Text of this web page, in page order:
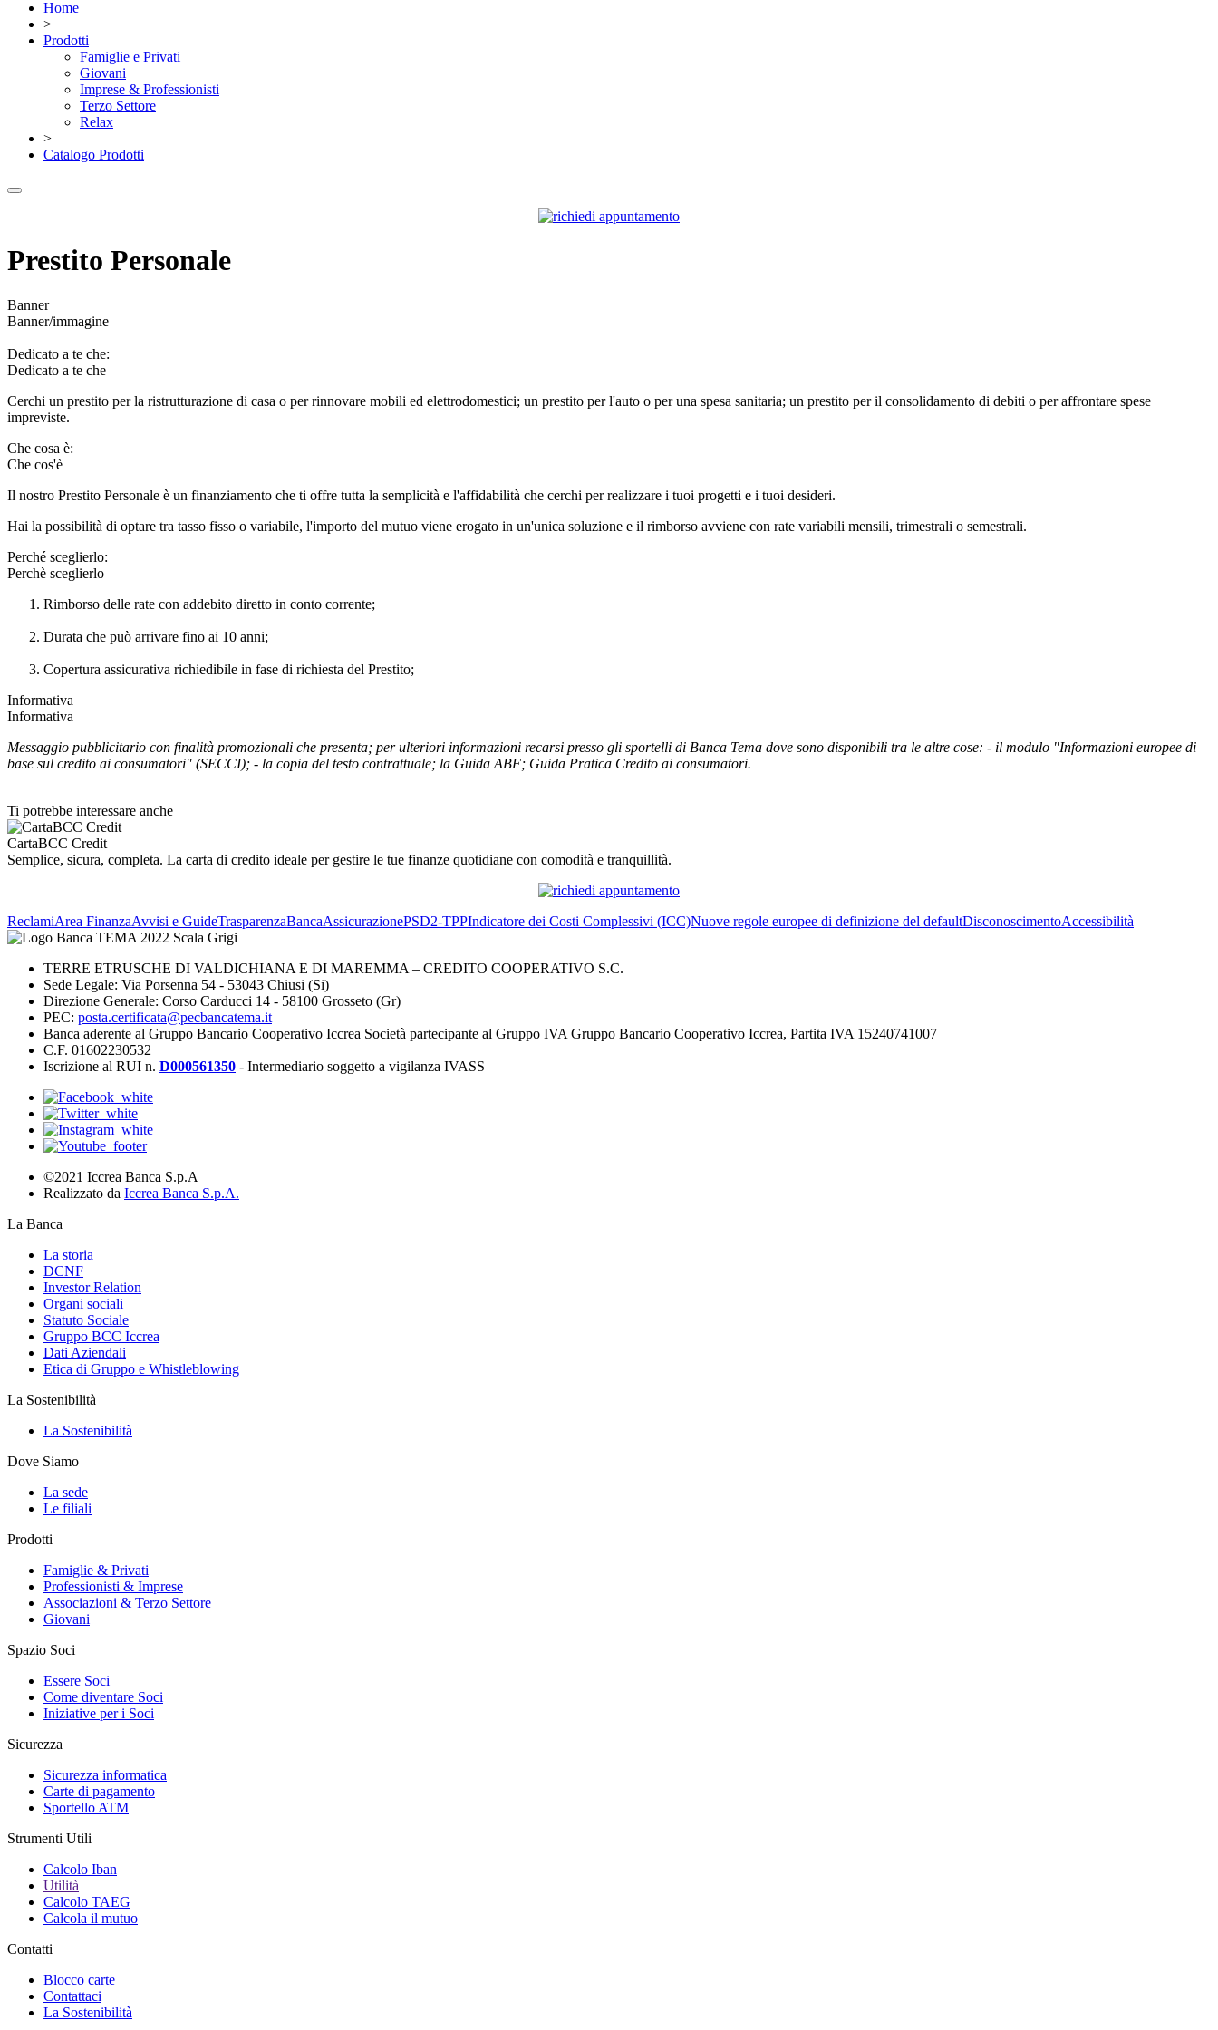
Home
>
Prodotti
Famiglie e Privati
Giovani
Imprese & Professionisti
Terzo Settore
Relax
>
Catalogo Prodotti
Prestito Personale
Banner
Banner/immagine
Dedicato a te che:
Dedicato a te che
Cerchi un prestito per la ristrutturazione di casa o per rinnovare mobili ed elettrodomestici; un prestito per l'auto o per una spesa sanitaria; un prestito per il consolidamento di debiti o per affrontare spese
impreviste.
Che cosa è:
Che cos'è
Il nostro Prestito Personale è un finanziamento che ti offre tutta la semplicità e l'affidabilità che cerchi per realizzare i tuoi progetti e i tuoi desideri.
Hai la possibilità di optare tra tasso fisso o variabile, l'importo del mutuo viene erogato in un'unica soluzione e il rimborso avviene con rate variabili mensili, trimestrali o semestrali.
Perché sceglierlo:
Perchè sceglierlo
Rimborso delle rate con addebito diretto in conto corrente;
Durata che può arrivare fino ai 10 anni;
Copertura assicurativa richiedibile in fase di richiesta del Prestito;
Informativa
Informativa
Messaggio pubblicitario con finalità promozionali che presenta; per ulteriori informazioni recarsi presso gli sportelli di Banca Tema dove sono disponibili tra le altre cose: - il modulo "Informazioni europee di
base sul credito ai consumatori" (SECCI); - la copia del testo contrattuale; la Guida ABF; Guida Pratica Credito ai consumatori.
Ti potrebbe interessare anche
CartaBCC Credit
Semplice, sicura, completa. La carta di credito ideale per gestire le tue finanze quotidiane con comodità e tranquillità.
ReclamiArea FinanzaAvvisi e GuideTrasparenzaBancaAssicurazionePSD2-TPPIndicatore dei Costi Complessivi (ICC)Nuove regole europee di definizione del defaultDisconoscimentoAccessibilità
TERRE ETRUSCHE DI VALDICHIANA E DI MAREMMA – CREDITO COOPERATIVO S.C.
Sede Legale: Via Porsenna 54 - 53043 Chiusi (Si)
Direzione Generale: Corso Carducci 14 - 58100 Grosseto (Gr)
PEC: posta.certificata@pecbancatema.it
Banca aderente al Gruppo Bancario Cooperativo Iccrea Società partecipante al Gruppo IVA Gruppo Bancario Cooperativo Iccrea, Partita IVA 15240741007
C.F. 01602230532
Iscrizione al RUI n. D000561350 - Intermediario soggetto a vigilanza IVASS
©2021 Iccrea Banca S.p.A
Realizzato da Iccrea Banca S.p.A.
La Banca
La storia
DCNF
Investor Relation
Organi sociali
Statuto Sociale
Gruppo BCC Iccrea
Dati Aziendali
Etica di Gruppo e Whistleblowing
La Sostenibilità
La Sostenibilità
Dove Siamo
La sede
Le filiali
Prodotti
Famiglie & Privati
Professionisti & Imprese
Associazioni & Terzo Settore
Giovani
Spazio Soci
Essere Soci
Come diventare Soci
Iniziative per i Soci
Sicurezza
Sicurezza informatica
Carte di pagamento
Sportello ATM
Strumenti Utili
Calcolo Iban
Utilità
Calcolo TAEG
Calcola il mutuo
Contatti
Blocco carte
Contattaci
La Sostenibilità